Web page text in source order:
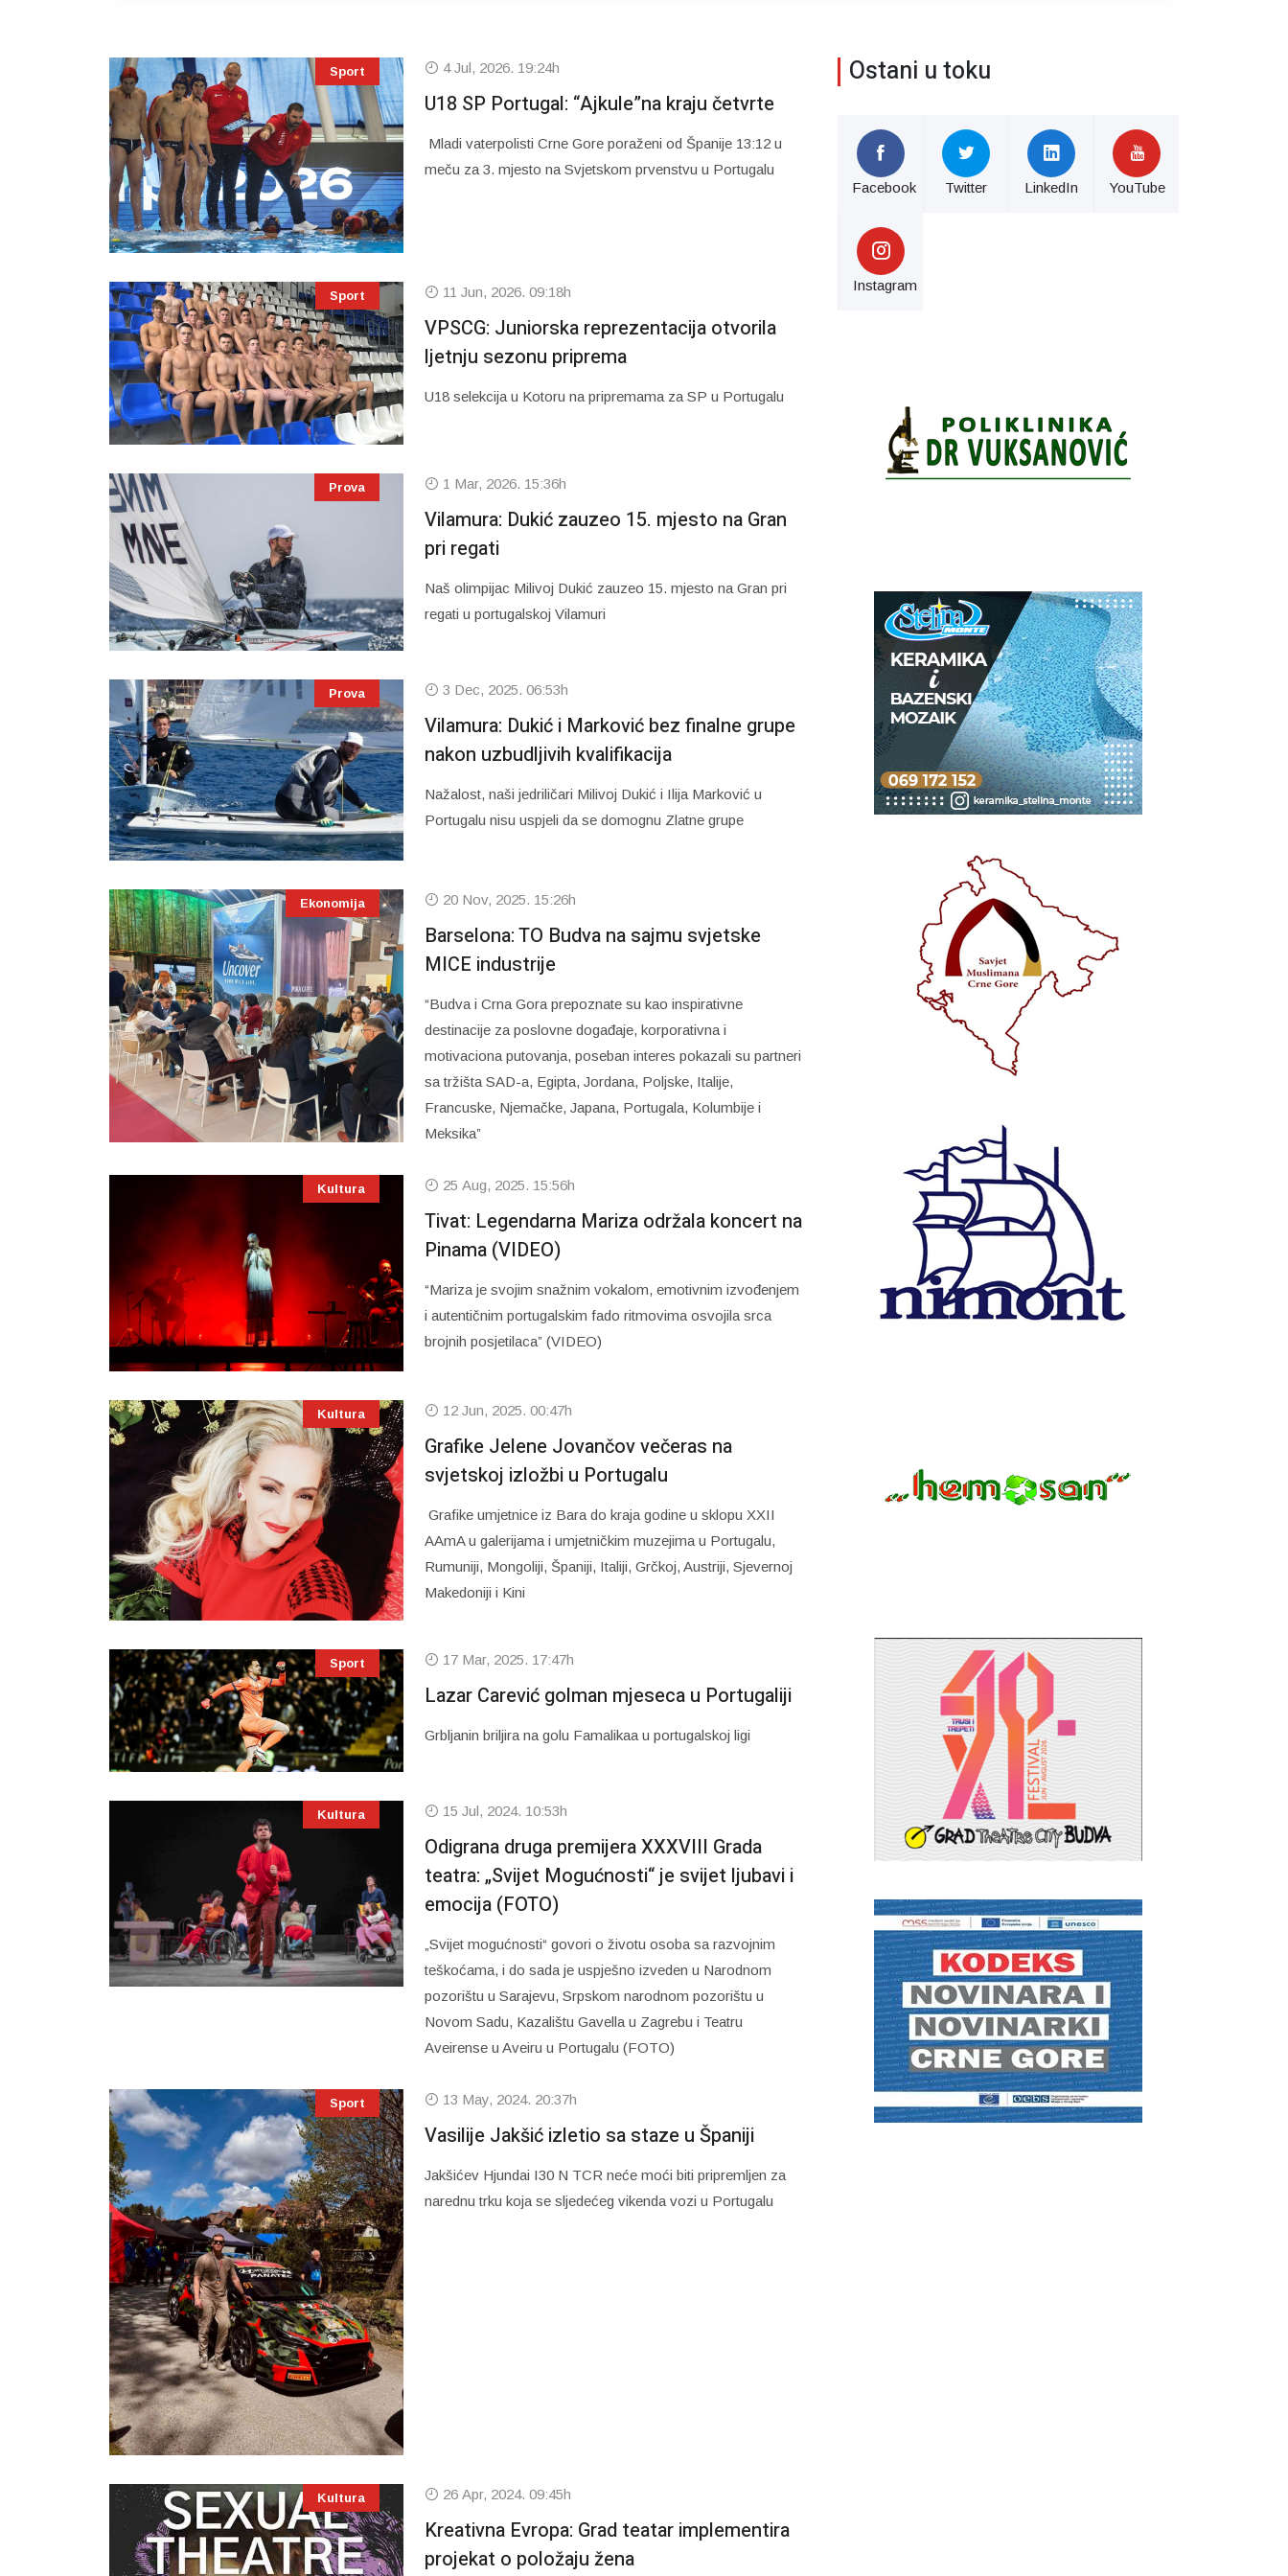
Sport 4 Jul, 2026. 19:24h
U18 SP Portugal: “Ajkule”na kraju četvrte
Mladi vaterpolisti Crne Gore poraženi od Španije 13:12 u
meču za 3. mjesto na Svjetskom prvenstvu u Portugalu
Sport 11 Jun, 2026. 09:18h
VPSCG: Juniorska reprezentacija otvorila
ljetnju sezonu priprema
U18 selekcija u Kotoru na pripremama za SP u Portugalu
Prova 1 Mar, 2026. 15:36h
Vilamura: Dukić zauzeo 15. mjesto na Gran
pri regati
Naš olimpijac Milivoj Dukić zauzeo 15. mjesto na Gran pri
regati u portugalskoj Vilamuri
Prova 3 Dec, 2025. 06:53h
Vilamura: Dukić i Marković bez finalne grupe
nakon uzbudljivih kvalifikacija
Nažalost, naši jedriličari Milivoj Dukić i Ilija Marković u
Portugalu nisu uspjeli da se domognu Zlatne grupe
Ekonomija 20 Nov, 2025. 15:26h
Barselona: TO Budva na sajmu svjetske
MICE industrije
“Budva i Crna Gora prepoznate su kao inspirativne
destinacije za poslovne događaje, korporativna i
motivaciona putovanja, poseban interes pokazali su partneri
sa tržišta SAD-a, Egipta, Jordana, Poljske, Italije,
Francuske, Njemačke, Japana, Portugala, Kolumbije i
Meksika”
Kultura 25 Aug, 2025. 15:56h
Tivat: Legendarna Mariza održala koncert na
Pinama (VIDEO)
“Mariza je svojim snažnim vokalom, emotivnim izvođenjem
i autentičnim portugalskim fado ritmovima osvojila srca
brojnih posjetilaca” (VIDEO)
Kultura 12 Jun, 2025. 00:47h
Grafike Jelene Jovančov večeras na
svjetskoj izložbi u Portugalu
Grafike umjetnice iz Bara do kraja godine u sklopu XXII
AAmA u galerijama i umjetničkim muzejima u Portugalu,
Rumuniji, Mongoliji, Španiji, Italiji, Grčkoj, Austriji, Sjevernoj
Makedoniji i Kini
Sport 17 Mar, 2025. 17:47h
Lazar Carević golman mjeseca u Portugaliji
Grbljanin briljira na golu Famalikaa u portugalskoj ligi
Kultura 15 Jul, 2024. 10:53h
Odigrana druga premijera XXXVIII Grada
teatra: „Svijet Mogućnosti“ je svijet ljubavi i
emocija (FOTO)
„Svijet mogućnosti“ govori o životu osoba sa razvojnim
teškoćama, i do sada je uspješno izveden u Narodnom
pozorištu u Sarajevu, Srpskom narodnom pozorištu u
Novom Sadu, Kazalištu Gavella u Zagrebu i Teatru
Aveirense u Aveiru u Portugalu (FOTO)
Sport 13 May, 2024. 20:37h
Vasilije Jakšić izletio sa staze u Španiji
Jakšićev Hjundai I30 N TCR neće moći biti pripremljen za
narednu trku koja se sljedećeg vikenda vozi u Portugalu
Kultura 26 Apr, 2024. 09:45h
Kreativna Evropa: Grad teatar implementira
projekat o položaju žena
Ostani u toku
Facebook Twitter LinkedIn YouTube
Instagram